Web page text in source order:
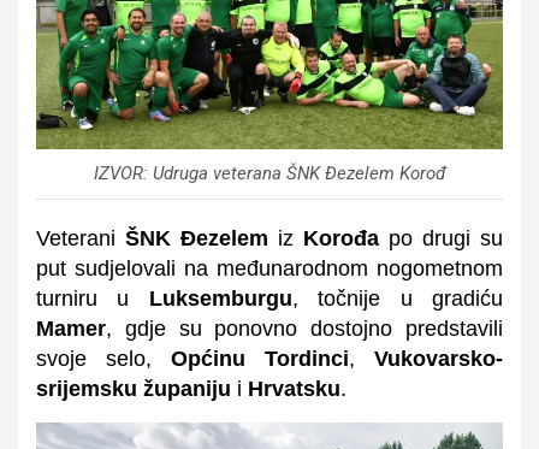
IZVOR: Udruga veterana ŠNK Đezelem Korođ
Veterani ŠNK Đezelem iz Korođa po drugi su
put sudjelovali na međunarodnom nogometnom
turniru u Luksemburgu, točnije u gradiću
Mamer, gdje su ponovno dostojno predstavili
svoje selo, Općinu Tordinci, Vukovarsko-
srijemsku županiju i Hrvatsku.